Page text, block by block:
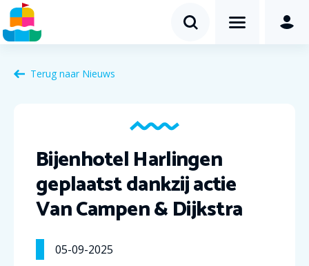
Terug naar Nieuws
Bijenhotel Harlingen
geplaatst dankzij actie
Van Campen & Dijkstra
05-09-2025